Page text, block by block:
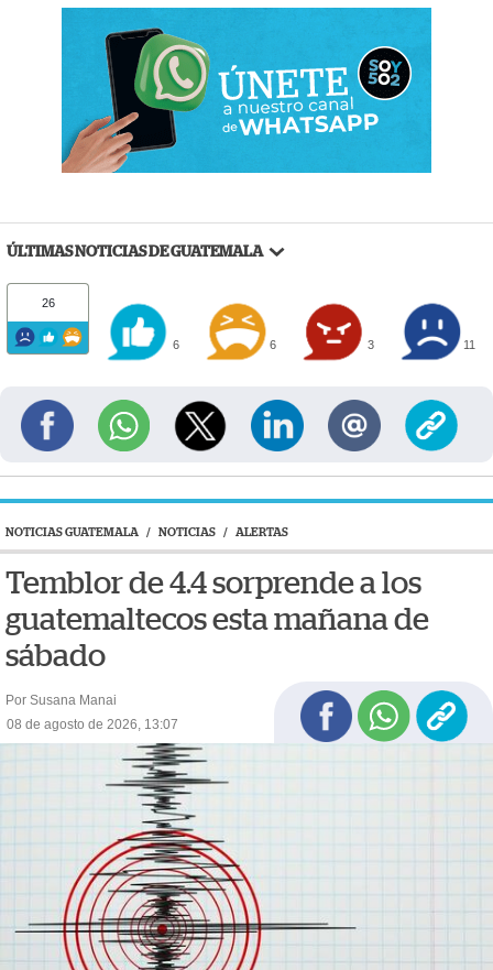
ÚLTIMAS NOTICIAS DE GUATEMALA
26
6 6 3 11
NOTICIAS GUATEMALA / NOTICIAS / ALERTAS
Temblor de 4.4 sorprende a los
guatemaltecos esta mañana de
sábado
Por Susana Manai
08 de agosto de 2026, 13:07